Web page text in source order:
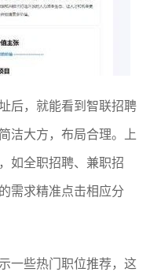
后，就能看到智联招聘
洁大方，布局合理。上
如全职招聘、兼职招
需求精准点击相应分
一些热门职位推荐，这